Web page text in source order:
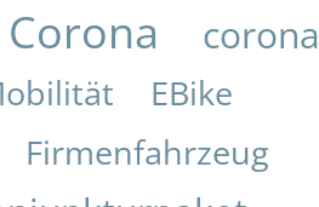
Corona
corona
EBike
Firmenfahrzeug